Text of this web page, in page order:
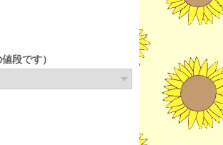
段です）